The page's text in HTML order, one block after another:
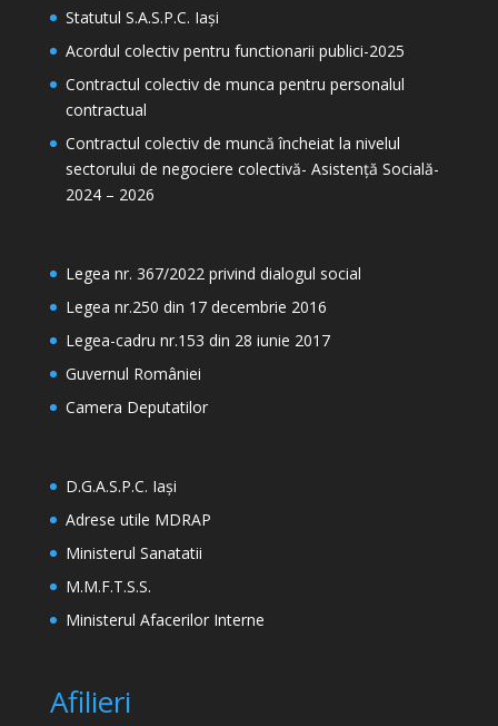
Statutul S.A.S.P.C. Iași
Acordul colectiv pentru functionarii publici-2025
Contractul colectiv de munca pentru personalul
contractual
Contractul colectiv de muncă încheiat la nivelul
sectorului de negociere colectivă- Asistență Socială-
2024 – 2026
Legea nr. 367/2022 privind dialogul social
Legea nr.250 din 17 decembrie 2016
Legea-cadru nr.153 din 28 iunie 2017
Guvernul României
Camera Deputatilor
D.G.A.S.P.C. Iași
Adrese utile MDRAP
Ministerul Sanatatii
M.M.F.T.S.S.
Ministerul Afacerilor Interne
Afilieri